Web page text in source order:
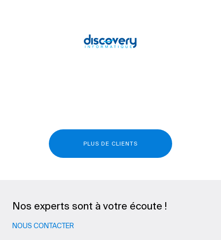
PLUS DE CLIENTS
Nos experts sont à votre écoute !
NOUS CONTACTER